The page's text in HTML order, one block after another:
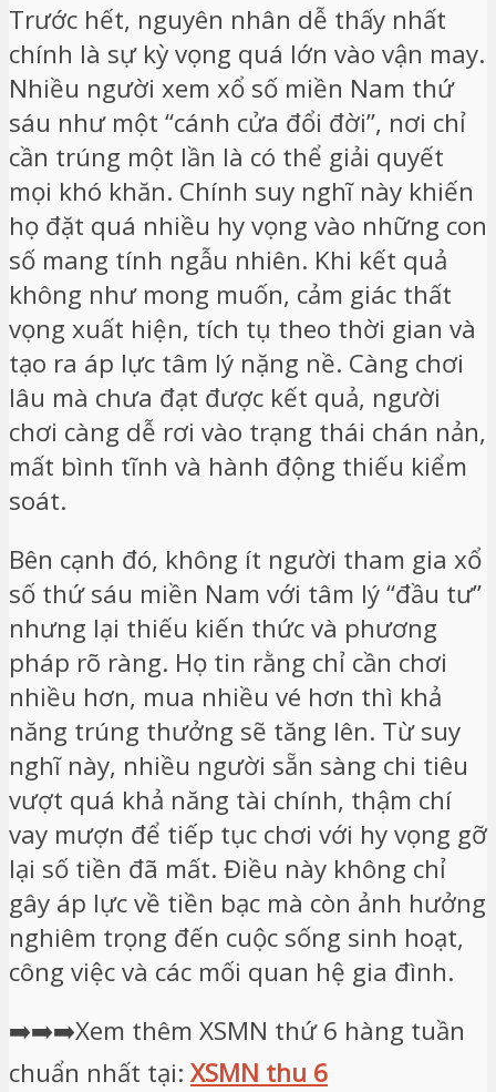
Trước hết, nguyên nhân dễ thấy nhất
chính là sự kỳ vọng quá lớn vào vận may.
Nhiều người xem xổ số miền Nam thứ
sáu như một “cánh cửa đổi đời”, nơi chỉ
cần trúng một lần là có thể giải quyết
mọi khó khăn. Chính suy nghĩ này khiến
họ đặt quá nhiều hy vọng vào những con
số mang tính ngẫu nhiên. Khi kết quả
không như mong muốn, cảm giác thất
vọng xuất hiện, tích tụ theo thời gian và
tạo ra áp lực tâm lý nặng nề. Càng chơi
lâu mà chưa đạt được kết quả, người
chơi càng dễ rơi vào trạng thái chán nản,
mất bình tĩnh và hành động thiếu kiểm
soát.
Bên cạnh đó, không ít người tham gia xổ
số thứ sáu miền Nam với tâm lý “đầu tư”
nhưng lại thiếu kiến thức và phương
pháp rõ ràng. Họ tin rằng chỉ cần chơi
nhiều hơn, mua nhiều vé hơn thì khả
năng trúng thưởng sẽ tăng lên. Từ suy
nghĩ này, nhiều người sẵn sàng chi tiêu
vượt quá khả năng tài chính, thậm chí
vay mượn để tiếp tục chơi với hy vọng gỡ
lại số tiền đã mất. Điều này không chỉ
gây áp lực về tiền bạc mà còn ảnh hưởng
nghiêm trọng đến cuộc sống sinh hoạt,
công việc và các mối quan hệ gia đình.
➡️➡️➡️Xem thêm XSMN thứ 6 hàng tuần
chuẩn nhất tại: XSMN thu 6